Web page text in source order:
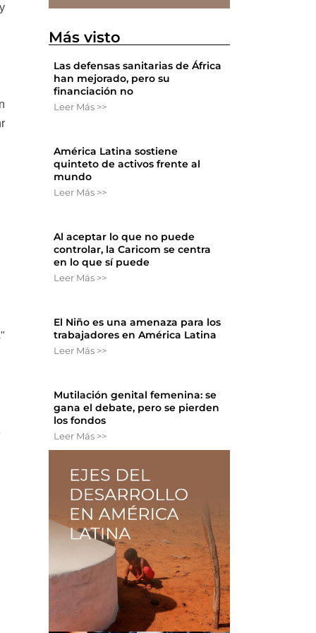
Más visto
Las defensas sanitarias de África
han mejorado, pero su
financiación no
Leer Más >>
América Latina sostiene
quinteto de activos frente al
mundo
Leer Más >>
Al aceptar lo que no puede
controlar, la Caricom se centra
en lo que sí puede
Leer Más >>
El Niño es una amenaza para los
trabajadores en América Latina
Leer Más >>
Mutilación genital femenina: se
gana el debate, pero se pierden
los fondos
Leer Más >>